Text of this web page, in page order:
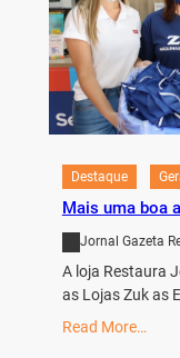
Destaque
Mais uma boa
Jornal Gazeta
A loja Restaura
as Lojas Zuk as
Read More…